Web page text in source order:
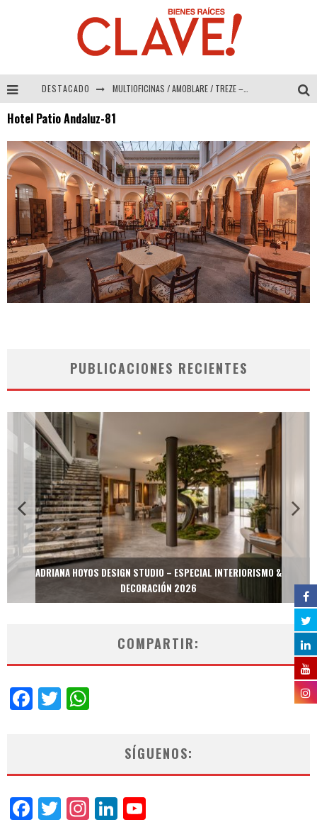
DESTACADO MULTIOFICINAS / AMOBLARE / TREZE – Especial Interiorismo & Decoración 2026
COLINEAL – Especial Interiorismo & Decoración 2026
ADRIANA HOYOS DESIGN STUDIO – Especial Interiorismo & Decoración 2026
Hotel Patio Andaluz-81
PUBLICACIONES RECIENTES
ADRIANA HOYOS DESIGN STUDIO – ESPECIAL INTERIORISMO &
DECORACIÓN 2026
COMPARTIR:
Facebook
Twitter
SÍGUENOS:
Facebook
Twitter
Instagram
LinkedIn